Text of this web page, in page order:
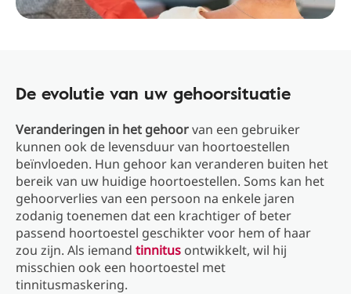
De evolutie van uw gehoorsituatie
Veranderingen in het gehoorvan een gebruiker
kunnen ook de levensduur van hoortoestellen
beïnvloeden. Hun gehoor kan veranderen buiten het
bereik van uw huidige hoortoestellen. Soms kan het
gehoorverlies van een persoon na enkele jaren
zodanig toenemen dat een krachtiger of beter
passend hoortoestel geschikter voor hem of haar
zou zijn. Als iemand tinnitus ontwikkelt, wil hij
misschien ook een hoortoestel met
tinnitusmaskering.